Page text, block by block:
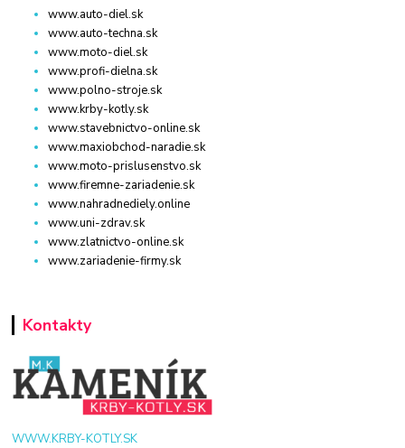
www.auto-diel.sk
www.auto-techna.sk
www.moto-diel.sk
www.profi-dielna.sk
www.polno-stroje.sk
www.krby-kotly.sk
www.stavebnictvo-online.sk
www.maxiobchod-naradie.sk
www.moto-prislusenstvo.sk
www.firemne-zariadenie.sk
www.nahradnediely.online
www.uni-zdrav.sk
www.zlatnictvo-online.sk
www.zariadenie-firmy.sk
Kontakty
WWW.KRBY-KOTLY.SK